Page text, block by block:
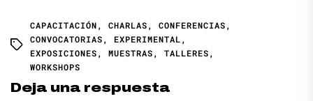
CAPACITACIÓN, CHARLAS, CONFERENCIAS,
CONVOCATORIAS, EXPERIMENTAL,
EXPOSICIONES, MUESTRAS, TALLERES,
WORKSHOPS
Deja una respuesta